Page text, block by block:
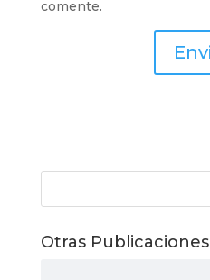
comente.
Otras Publicaciones